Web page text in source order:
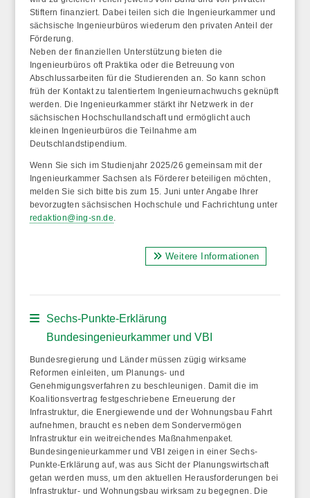
Stiftern finanziert. Dabei teilen sich die Ingenieurkammer und
sächsische Ingenieurbüros wiederum den privaten Anteil der
Förderung.
Neben der finanziellen Unterstützung bieten die
Ingenieurbüros oft Praktika oder die Betreuung von
Abschlussarbeiten für die Studierenden an. So kann schon
früh der Kontakt zu talentiertem Ingenieurnachwuchs geknüpft
werden. Die Ingenieurkammer stärkt ihr Netzwerk in der
sächsischen Hochschullandschaft und ermöglicht auch
kleinen Ingenieurbüros die Teilnahme am
Deutschlandstipendium.
Wenn Sie sich im Studienjahr 2025/26 gemeinsam mit der
Ingenieurkammer Sachsen als Förderer beteiligen möchten,
melden Sie sich bittebis zum 15. Juni unter Angabe Ihrer
bevorzugten sächsischen Hochschule und Fachrichtung unter
redaktion@ing-sn.de
Weitere Informationen
Sechs-Punkte-Erklärung
Bundesingenieurkammer und VBI
Bundesregierung und Länder müssen zügig wirksame
Reformen einleiten, um Planungs- und
Genehmigungsverfahren zu beschleunigen. Damit die im
Koalitionsvertrag festgeschriebene Erneuerung der
Infrastruktur, die Energiewende und der Wohnungsbau Fahrt
aufnehmen, braucht es neben dem Sondervermögen
Infrastruktur ein weitreichendes Maßnahmenpaket.
Bundesingenieurkammer und VBI zeigen in einer Sechs-
Punkte-Erklärung auf, was aus Sicht der Planungswirtschaft
getan werden muss, um den aktuellen Herausforderungen bei
Infrastruktur- und Wohnungsbau wirksam zu begegnen. Die